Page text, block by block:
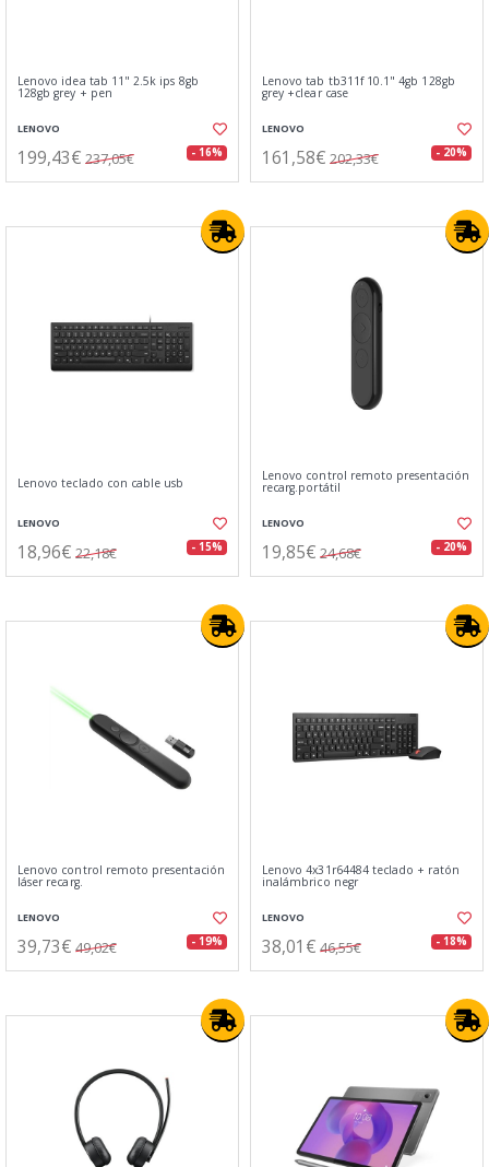
Lenovo idea tab 11" 2.5k ips 8gb
128gb grey + pen
LENOVO
199,43€ 237,05€ - 16%
Lenovo tab tb311f 10.1" 4gb 128gb
grey +clear case
LENOVO
161,58€ 202,33€ - 20%
Lenovo teclado con cable usb
LENOVO
18,96€ 22,18€ - 15%
Lenovo control remoto presentación
recarg.portátil
LENOVO
19,85€ 24,68€ - 20%
Lenovo control remoto presentación
láser recarg.
LENOVO
39,73€ 49,02€ - 19%
Lenovo 4x31r64484 teclado + ratón
inalámbrico negr
LENOVO
38,01€ 46,55€ - 18%